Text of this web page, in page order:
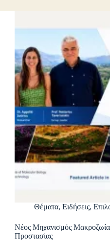
Θέματα, Ειδήσεις,
Νέος Μηχανισμός
Προστασίας